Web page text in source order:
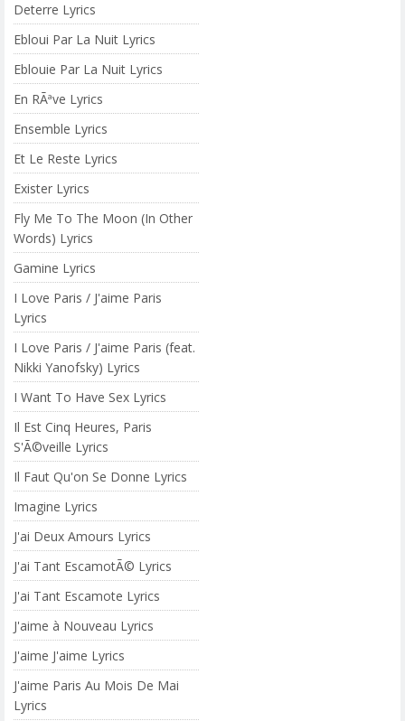
Deterre Lyrics
Ebloui Par La Nuit Lyrics
Eblouie Par La Nuit Lyrics
En RÃªve Lyrics
Ensemble Lyrics
Et Le Reste Lyrics
Exister Lyrics
Fly Me To The Moon (In Other
Words) Lyrics
Gamine Lyrics
I Love Paris / J'aime Paris
Lyrics
I Love Paris / J'aime Paris (feat.
Nikki Yanofsky) Lyrics
I Want To Have Sex Lyrics
Il Est Cinq Heures, Paris
S'Ã©veille Lyrics
Il Faut Qu'on Se Donne Lyrics
Imagine Lyrics
J'ai Deux Amours Lyrics
J'ai Tant EscamotÃ© Lyrics
J'ai Tant Escamote Lyrics
J'aime à Nouveau Lyrics
J'aime J'aime Lyrics
J'aime Paris Au Mois De Mai
Lyrics